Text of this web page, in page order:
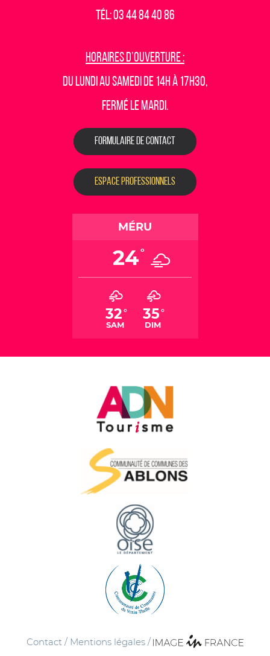
Tél: 03 44 84 40 86
Horaires d’ouverture :
Du lundi au samedi de 14h à 17h30,
fermé le mardi.
FORMULAIRE DE CONTACT
ESPACE PROFESSIONNELS
MÉRU
24°
32°
SAM
35°
DIM
Contact / Mentions légales /